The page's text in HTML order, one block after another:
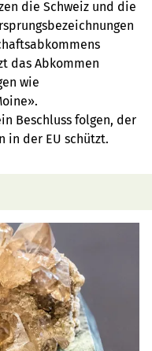
die Schweiz und die
das Abkommen
wie
Beschluss folgen, der
in der EU schützt.